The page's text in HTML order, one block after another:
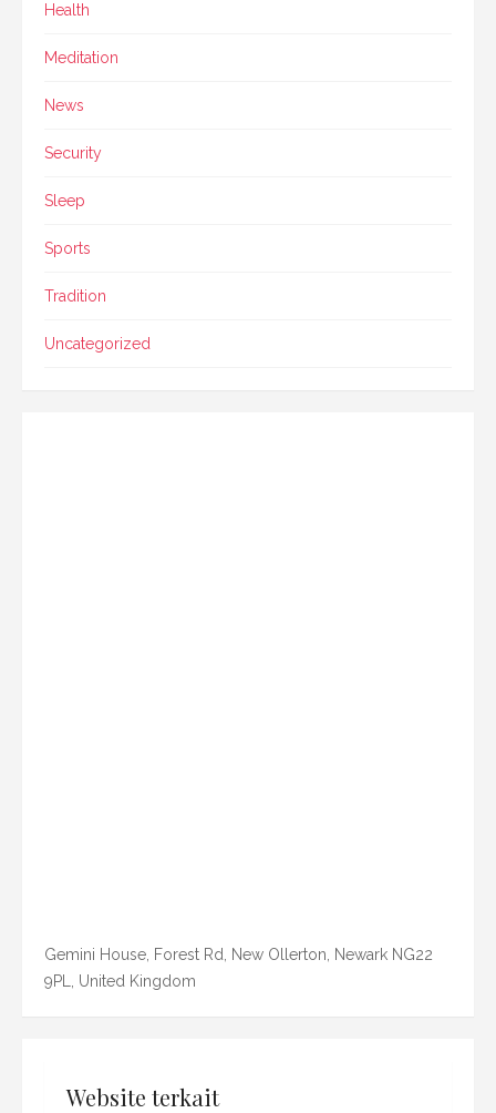
Health
Meditation
News
Security
Sleep
Sports
Tradition
Uncategorized
Gemini House, Forest Rd, New Ollerton, Newark NG22
9PL, United Kingdom
Website terkait